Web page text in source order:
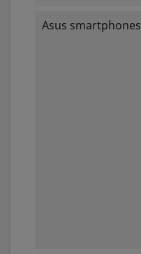
Asus smartphones